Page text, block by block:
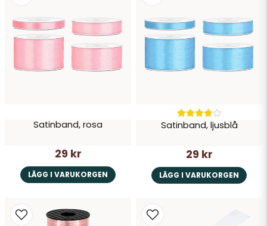
Satinband, rosa
29 kr
LÄGG I VARUKORGEN
Satinband, ljusblå
29 kr
LÄGG I VARUKORGEN